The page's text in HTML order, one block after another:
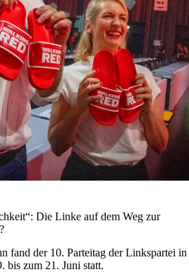
Die Linke auf dem Weg zur
fand der 10. Parteitag der Linkspartei in
bis zum 21. Juni statt.